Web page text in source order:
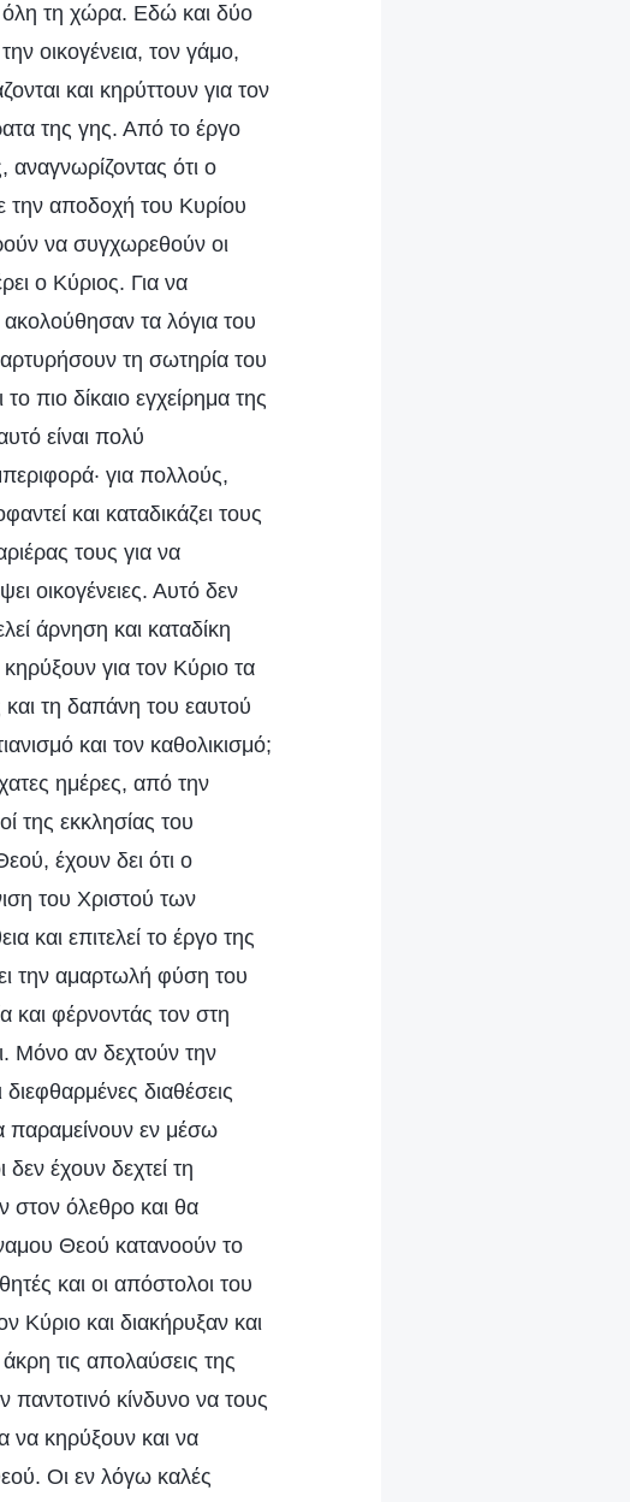
όλη τη χώρα. Εδώ και δύο
οικογένεια, τον γάμο,
και κηρύττουν για τον
της γης. Από το έργο
αναγνωρίζοντας ότι ο
την αποδοχή του Κυρίου
να συγχωρεθούν οι
ο Κύριος. Για να
τα λόγια του
τη σωτηρία του
πιο δίκαιο εγχείρημα της
είναι πολύ
για πολλούς,
και καταδικάζει τους
τους για να
οικογένειες. Αυτό δεν
άρνηση και καταδίκη
για τον Κύριο τα
και τη δαπάνη του εαυτού
και τον καθολικισμό;
ημέρες, από την
της εκκλησίας του
έχουν δει ότι ο
του Χριστού των
και επιτελεί το έργο της
την αμαρτωλή φύση του
φέρνοντάς τον στη
Μόνο αν δεχτούν την
διαθέσεις
παραμείνουν εν μέσω
έχουν δεχτεί τη
στον όλεθρο και θα
Θεού κατανοούν το
και οι απόστολοι του
Κύριο και διακήρυξαν και
τις απολαύσεις της
παντοτινό κίνδυνο να τους
να κηρύξουν και να
Οι εν λόγω καλές